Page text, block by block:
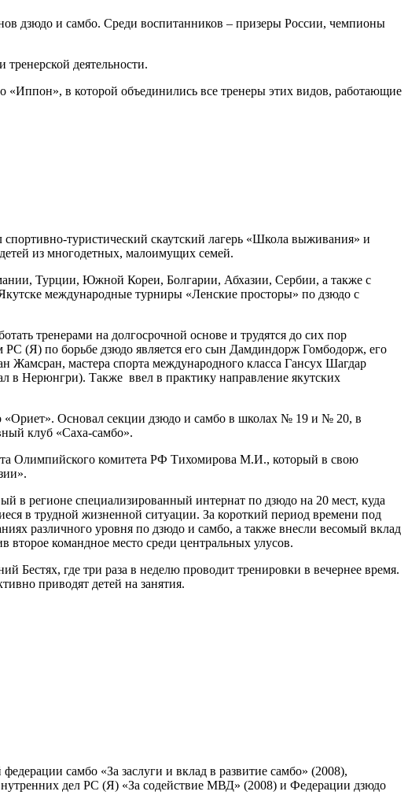
дзюдо и самбо. Среди воспитанников – призеры России, чемпионы
деятельности.
в которой объединились все тренеры этих видов, работающие
туристический скаутский лагерь «Школа выживания» и
из многодетных, малоимущих семей.
Турции, Южной Кореи, Болгарии, Абхазии, Сербии, а также с
международные турниры «Ленские просторы» по дзюдо с
тренерами на долгосрочной основе и трудятся до сих пор
(Я) по борьбе дзюдо является его сын Дамдиндорж Гомбодорж, его
мастера спорта международного класса Гансух Шагдар
в Нерюнгри). Также ввел в практику направление якутских
Основал секции дзюдо и самбо в школах № 19 и № 20, в
клуб «Саха-самбо».
Олимпийского комитета РФ Тихомирова М.И., который в свою
в регионе специализированный интернат по дзюдо на 20 мест, куда
в трудной жизненной ситуации. За короткий период времени под
различного уровня по дзюдо и самбо, а также внесли весомый вклад
второе командное место среди центральных улусов.
где три раза в неделю проводит тренировки в вечернее время.
приводят детей на занятия.
самбо «За заслуги и вклад в развитие самбо» (2008),
дел РС (Я) «За содействие МВД» (2008) и Федерации дзюдо